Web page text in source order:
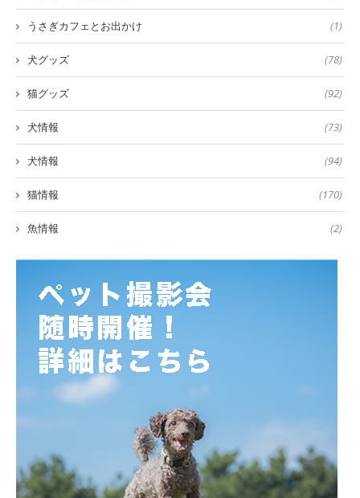
うさぎカフェとお出かけ (1)
犬グッズ (78)
猫グッズ (92)
犬情報 (73)
犬情報 (94)
猫情報 (170)
魚情報 (2)